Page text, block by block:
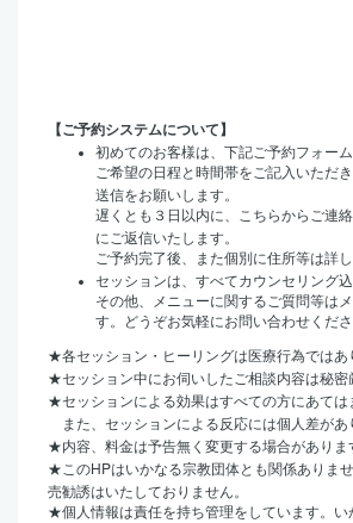
【ご予約システムについて】
初めてのお客様は、下記ご予約フォー
ご希望の日程と時間帯をご記入いただ
送信をお願いします。
遅くとも３日以内に、こちらからご連
にご返信いたします。
ご予約完了後、また個別に住所等は詳
セッションは、すべてカウンセリング
その他、メニューに関するご質問等は
す。どうぞお気軽にお問い合わせくださ
★各セッション・ヒーリングは医療行為ではあ
★セッション中にお伺いしたご相談内容は秘密
★セッションによる効果はすべての方にあては
また、セッションによる反応には個人差があ
★内容、料金は予告無く変更する場合がありま
★このHPはいかなる宗教団体とも関係ありま
売勧誘はいたしておりません。
★個人情報は責任を持ち管理をしています。